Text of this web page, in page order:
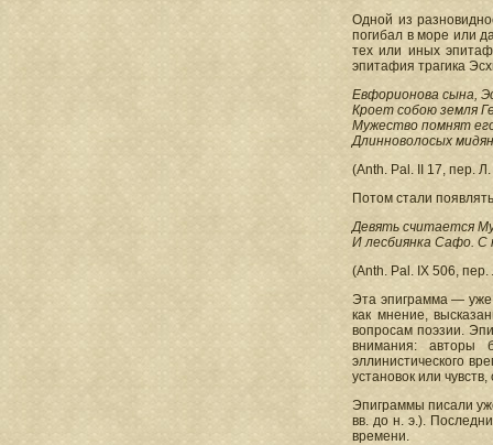
Одной из
погибал в море или
тех или иных
эпитафия трагика
Евфорионова сына,
Кроет собою земля
Мужество помнят
Длинноволосых
(Anth. Pal. II 17, пер.
Потом стали
Девять считается
И лесбиянка Сафо. С
(Anth. Pal. IX 506,
Эта эпиграмма — уже
как мнение,
вопросам поэзии.
внимания: авторы
эллинистического
установок или
Эпиграммы писали
вв. до н. э.).
времени.